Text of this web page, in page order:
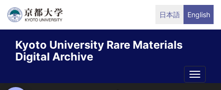
Skip
content
日本語 English
Kyoto University Rare Materials
Digital Archive
Toggle